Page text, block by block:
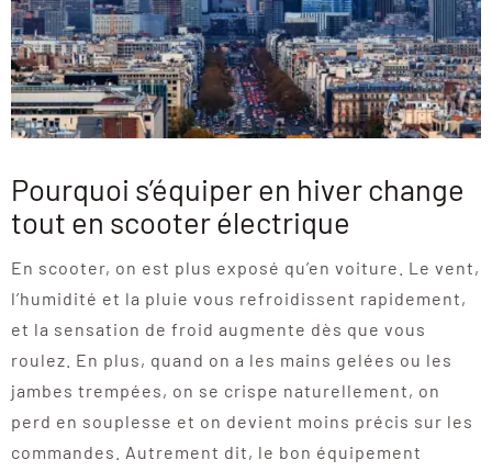
Pourquoi s’équiper en hiver change
tout en scooter électrique
En scooter, on est plus exposé qu’en voiture. Le vent,
l’humidité et la pluie vous refroidissent rapidement,
et la sensation de froid augmente dès que vous
roulez. En plus, quand on a les mains gelées ou les
jambes trempées, on se crispe naturellement, on
perd en souplesse et on devient moins précis sur les
commandes. Autrement dit, le bon équipement